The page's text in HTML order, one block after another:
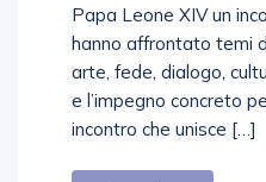
Papa Leone XIV un
hanno affrontato temi
arte, fede, dialogo,
e l’impegno concreto
incontro che unisce […]